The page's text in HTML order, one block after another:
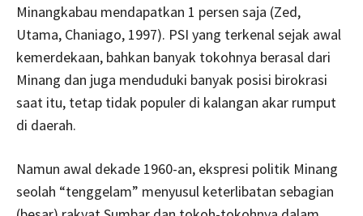
Minangkabau mendapatkan 1 persen saja (Zed,
Utama, Chaniago, 1997). PSI yang terkenal sejak awal
kemerdekaan, bahkan banyak tokohnya berasal dari
Minang dan juga menduduki banyak posisi birokrasi
saat itu, tetap tidak populer di kalangan akar rumput
di daerah.
Namun awal dekade 1960-an, ekspresi politik Minang
seolah “tenggelam” menyusul keterlibatan sebagian